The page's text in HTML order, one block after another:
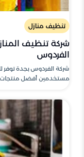
تنظيف منازل
الفردوس
شركة الفردوس بجدة
مستخدمين أفضل منتجات